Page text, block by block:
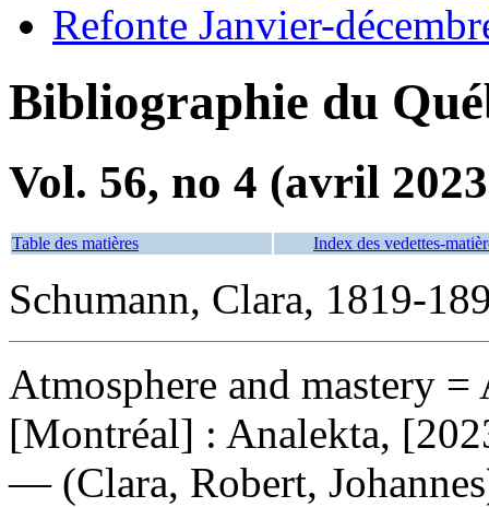
Refonte Janvier-
Bibliographie du
Vol. 56, no 4 (avril
Table des matières Index des vedettes-
Schumann, Clara, 1819-
Atmosphere and mastery =
[Montréal] : Analekta,
— (Clara, Robert,